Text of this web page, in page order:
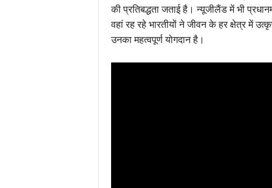
की प्रतिबद्धता जताई है। न्यूजीलैंड में भी
वहां रह रहे भारतीयों ने जीवन के हर क्षेत्र में
उनका महत्वपूर्ण योगदान है।